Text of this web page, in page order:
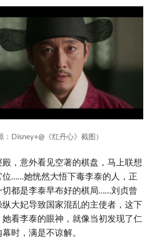
：Disney+@《红丹心》截图）
，意外看见空著的棋盘，马上联想
位……她恍然大悟下毒李泰的人，正
切都是李泰早布好的棋局……刘贞曾
大妃导致国家混乱的主使者，这下
看李泰的眼神，就像当初发现了仁
时，满是不谅解。